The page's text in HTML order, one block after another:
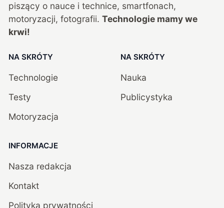
piszący o nauce i technice, smartfonach,
motoryzacji, fotografii. Technologie mamy we
krwi!
NA SKRÓTY
Technologie
Testy
Motoryzacja
NA SKRÓTY
Nauka
Publicystyka
INFORMACJE
Nasza redakcja
Kontakt
Polityka prywatności